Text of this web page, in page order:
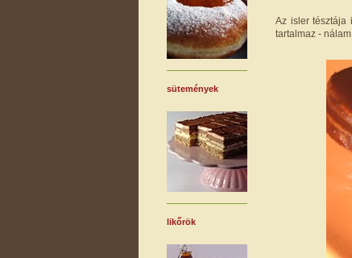
Az isler
tartalmaz -
sütemények
likőrök